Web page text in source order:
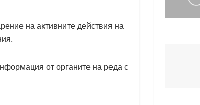
на активните действия на
от органите на реда с